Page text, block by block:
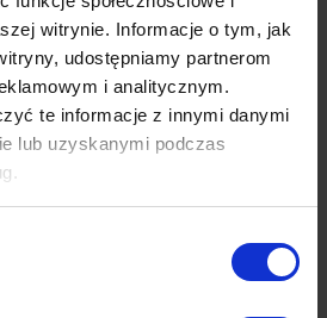
witrynie. Informacje o tym, jak
udostępniamy partnerom
i analitycznym.
te informacje z innymi danymi
lub uzyskanymi podczas